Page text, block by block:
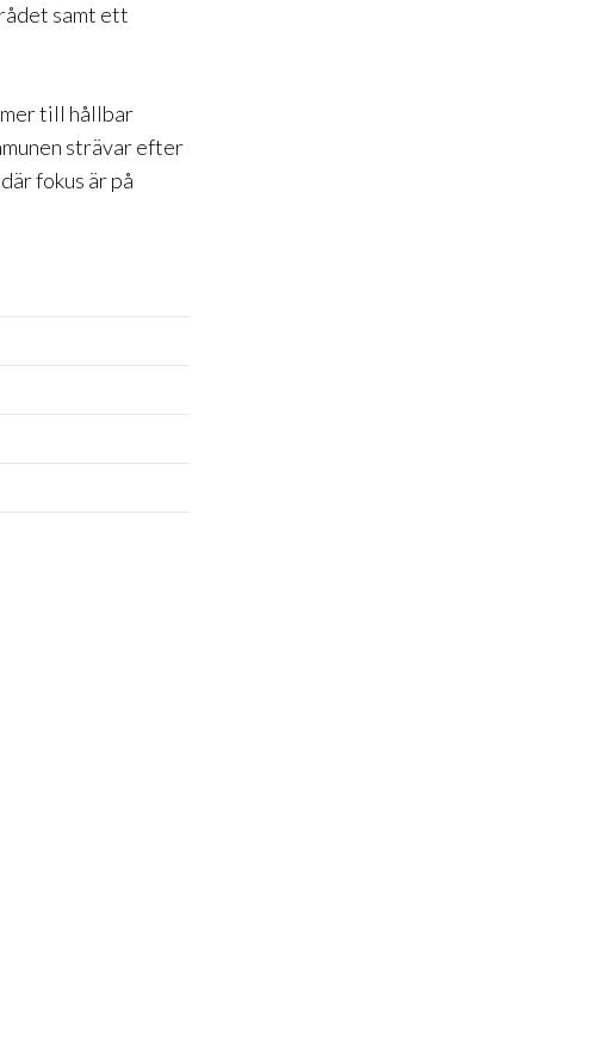
samt ett
till hållbar
strävar efter
fokus är på